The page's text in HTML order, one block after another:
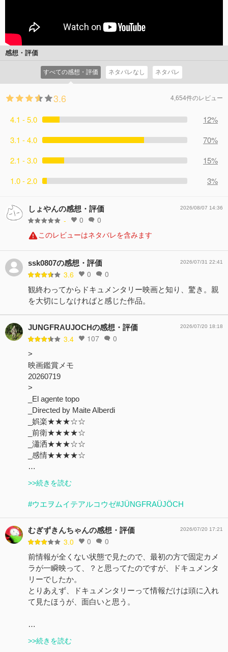
感想・評価
すべての感想・評価 ネタバレなし ネタバレ
3.6 4,654件のレビュー
4.1 - 5.0
12%
3.1 - 4.0
70%
2.1 - 3.0
15%
1.0 - 2.0
3%
しょやんの感想・評価
- 0 0
2026/08/07 14:36
このレビューはネタバレを含みます
ssk0807の感想・評価
3.6 0 0
2026/07/31 22:41
観終わってからドキュメンタリー映画と知り、驚き。親
を大切にしなければと感じた作品。
JUNGFRAUJOCHの感想・評価
3.4 107 0
2026/07/20 18:18
>
映画鑑賞メモ
20260719
>
_El agente topo
_Directed by Maite Alberdi
_娯楽★★★☆☆
_前衛★★★★☆
_瀟洒★★★☆☆
_感情★★★★☆
…
>>続きを読む
#ウエヲムイテアルコウゼ#JÜNGFRAÜJÖCH
むぎずきんちゃんの感想・評価
3.0 0 0
2026/07/20 17:21
前情報が全くない状態で見たので、最初の方で固定カメ
ラが一瞬映って、？と思ってたのですが、ドキュメンタ
リーでしたか。
とりあえず、ドキュメンタリーって情報だけは頭に入れ
て見たほうが、面白いと思う。
…
>>続きを読む